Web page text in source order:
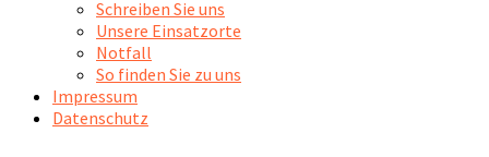
Schreiben Sie uns
Unsere Einsatzorte
Notfall
So finden Sie zu uns
Impressum
Datenschutz